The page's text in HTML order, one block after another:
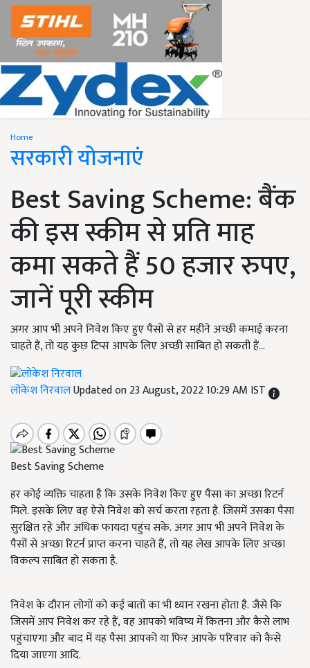
Home
सरकारी योजनाएं
Best Saving Scheme: बैंक
की इस स्कीम से प्रति माह
कमा सकते हैं 50 हजार रुपए,
जानें पूरी स्कीम
अगर आप भी अपने निवेश किए हुए पैसों से हर महीने अच्छी कमाई करना
चाहते हैं, तो यह कुछ टिप्स आपके लिए अच्छी साबित हो सकती हैं...
लोकेश निरवालUpdated on 23 August, 2022 10:29 AM IST
Best Saving Scheme
हर कोई व्यक्ति चाहता है कि उसके निवेश किए हुए पैसा का अच्छा रिटर्न
मिले. इसके लिए वह ऐसे निवेश को सर्च करता रहता है. जिसमें उसका पैसा
सुरक्षित रहे और अधिक फायदा पहुंच सके. अगर आप भी अपने निवेश के
पैसों से अच्छा रिटर्न प्राप्त करना चाहते हैं, तो यह लेख आपके लिए अच्छा
विकल्प साबित हो सकता है.
निवेश के दौरान लोगों को कई बातों का भी ध्यान रखना होता है. जैसे कि
जिसमें आप निवेश कर रहे हैं, वह आपको भविष्य में कितना और कैसे लाभ
पहुंचाएगा और बाद में यह पैसा आपको या फिर आपके परिवार को कैसे
दिया जाएगा आदि.